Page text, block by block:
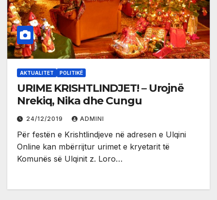
AKTUALITET POLITIKË
URIME KRISHTLINDJET! – Urojnë
Nrekiq, Nika dhe Cungu
24/12/2019 ADMINI
Për festën e Krishtlindjeve në adresen e Ulqini
Online kan mbërrijtur urimet e kryetarit të
Komunës së Ulqinit z. Loro…